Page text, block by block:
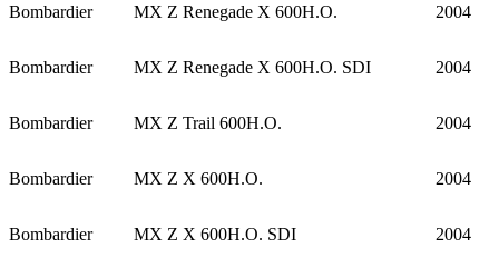
Bombardier MX Z Renegade X 600H.O. 2004
Bombardier MX Z Renegade X 600H.O. SDI 2004
Bombardier MX Z Trail 600H.O. 2004
Bombardier MX Z X 600H.O. 2004
Bombardier MX Z X 600H.O. SDI 2004